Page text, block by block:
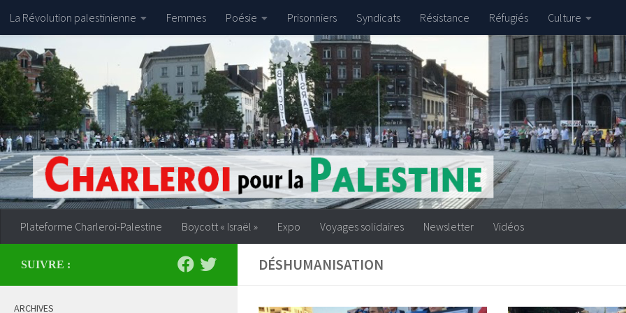
Skip to content
La Révolution palestinienne Femmes Poésie Prisonniers Syndicats Résistance Réfugiés Culture
Plateforme Charleroi-Palestine Boycott « Israël » Expo Voyages solidaires Newsletter Vidéos
DÉSHUMANISATION
SUIVRE :
ARCHIVES